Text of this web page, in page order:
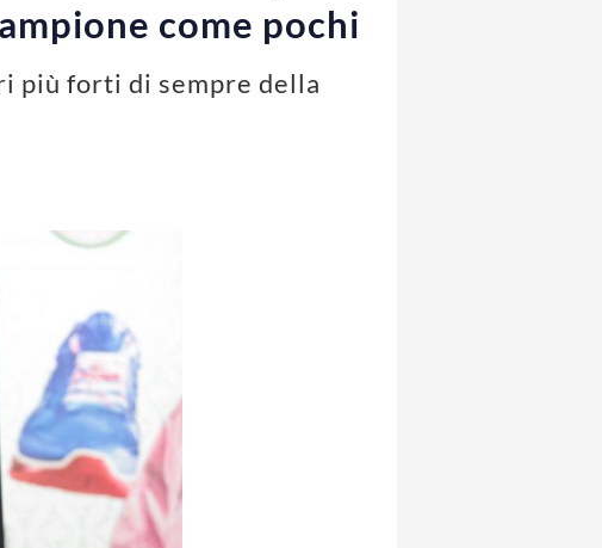
come pochi
più forti di sempre della